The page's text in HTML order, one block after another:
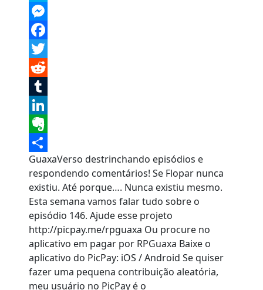
Skype
Messenger
Facebook
Twitter
Reddit
Tumblr
LinkedIn
Evernote
Share
GuaxaVerso destrinchando episódios e
respondendo comentários! Se Flopar nunca
existiu. Até porque…. Nunca existiu mesmo.
Esta semana vamos falar tudo sobre o
episódio 146. Ajude esse projeto
http://picpay.me/rpguaxa Ou procure no
aplicativo em pagar por RPGuaxa Baixe o
aplicativo do PicPay: iOS / Android Se quiser
fazer uma pequena contribuição aleatória,
meu usuário no PicPay é o